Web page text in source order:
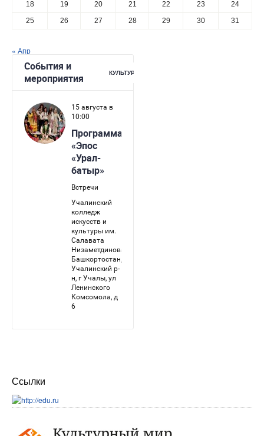
18 19 20 21 22 23
24
25
26 27 28 29 30 31
« Апр
Ссылки